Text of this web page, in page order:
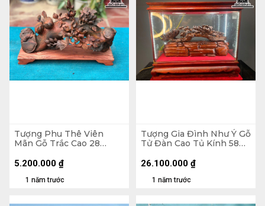
Tượng Phu Thê Viên
Mãn Gỗ Trắc Cao 28
1 năm trước
5.200.000 ₫
Tượng Gia Đình Như Ý Gỗ
Tử Đàn Cao Tủ Kính 58
1 năm trước
26.100.000 ₫